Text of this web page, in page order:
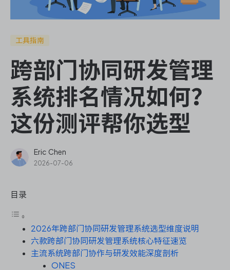
ONES Desk
ONES Assistant
测试管理
研发效能管理
工具指南
跨部门协同研发管理
系统排名情况如何？
这份测评帮你选型
Eric Chen
2026-07-06
目录
2026年跨部门协同研发管理系统选型维度说明
六款跨部门协同研发管理系统核心特征速览
主流系统跨部门协作与研发效能深度剖析
ONES